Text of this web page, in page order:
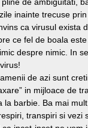
inainte trecuse
ca virusul exista
ce fel de boala
despre nimic. In
de azi sunt
in mijloace de
barbie. Ba mai
transpiri si vezi